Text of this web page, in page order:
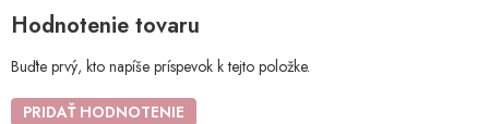
Hodnotenie tovaru
Buďte prvý, kto napíše príspevok k tejto položke.
PRIDAŤ HODNOTENIE